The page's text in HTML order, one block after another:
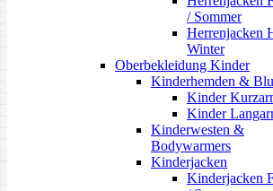
/ Sommer
Herrenjacken
Winter
Oberbekleidung Kinder
Kinderhemden &
Kinder
Kinder
Kinderwesten &
Bodywarmers
Kinderjacken
Kinderjacken